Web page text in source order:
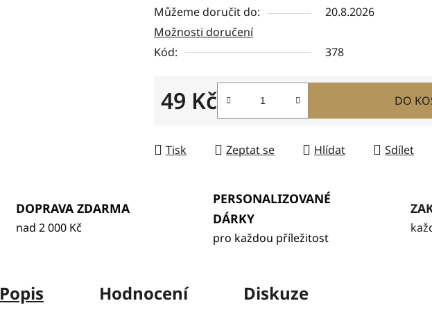
Můžeme doručit do:
20.8.2026
Možnosti doručení
Kód:
378
49 Kč
Měrná cena:
DO
Tisk Zeptat se Hlídat Sdílet
DOPRAVA ZDARMA
nad 2 000 Kč
PERSONALIZOVANÉ
DÁRKY
pro každou příležitost
Popis Hodnocení Diskuze